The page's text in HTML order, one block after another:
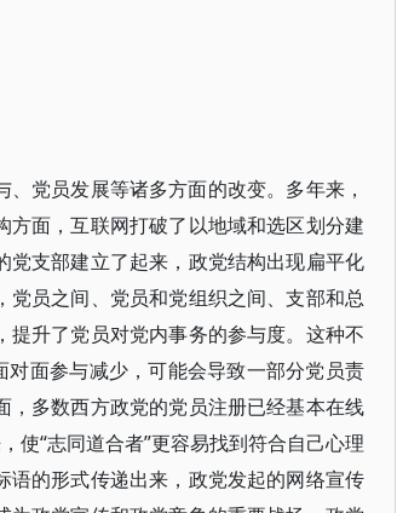
党员发展等诸多方面的改变。多年来，
面，互联网打破了以地域和选区划分建
支部建立了起来，政党结构出现扁平化
员之间、党员和党组织之间、支部和总
升了党员对党内事务的参与度。这种不
对面参与减少，可能会导致一部分党员责
多数西方政党的党员注册已经基本在线
使“志同道合者”更容易找到符合自己心理
的形式传递出来，政党发起的网络宣传